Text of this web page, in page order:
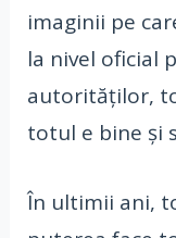
imaginii pe
la nivel oficial
autorităților,
totul e bine și
În ultimii ani,